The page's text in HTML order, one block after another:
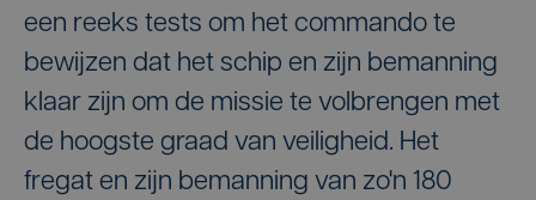
een reeks tests om het commando te
bewijzen dat het schip en zijn bemanning
klaar zijn om de missie te volbrengen met
de hoogste graad van veiligheid. Het
fregat en zijn bemanning van zo'n 180